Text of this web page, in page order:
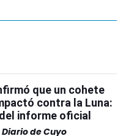
que un cohete
contra la Luna:
informe oficial
de Cuyo